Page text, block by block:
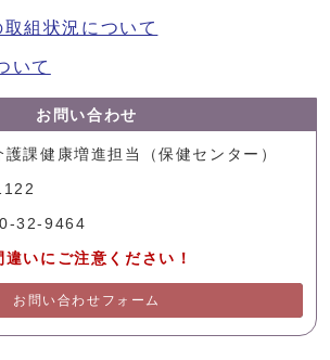
組状況について
いて
お問い合わせ
課健康増進担当（保健センター）
32-9464
いにご注意ください！
お問い合わせフォーム